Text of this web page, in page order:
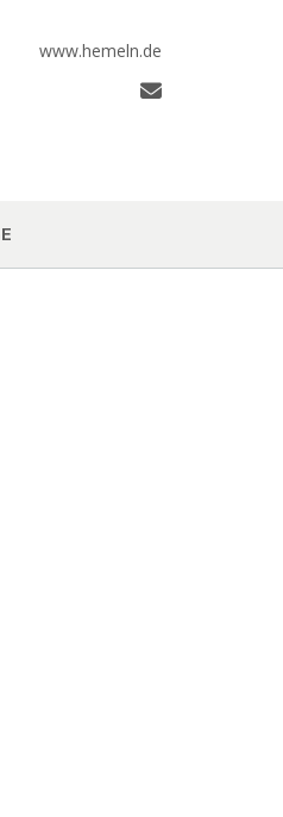
www.hemeln.de